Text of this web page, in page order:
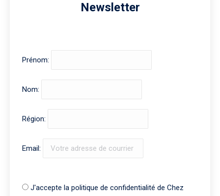
Newsletter
Prénom:
Nom:
Région:
Email:
J'accepte la politique de confidentialité de Chez